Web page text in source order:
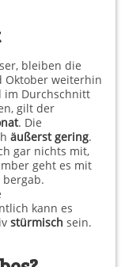
bleiben die
Oktober weiterhin
im Durchschnitt
gilt der
. Die
äußerst gering.
gar nichts mit,
geht es mit
kann es
stürmisch sein.